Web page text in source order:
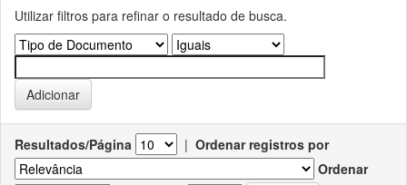
Utilizar filtros para refinar o resultado de busca.
Resultados/Página | Ordenar registros por
Ordenar